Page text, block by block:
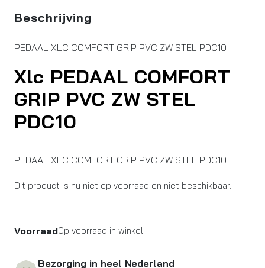
Beschrijving
PEDAAL XLC COMFORT GRIP PVC ZW STEL PDC10
Xlc PEDAAL COMFORT
GRIP PVC ZW STEL
PDC10
PEDAAL XLC COMFORT GRIP PVC ZW STEL PDC10
Dit product is nu niet op voorraad en niet beschikbaar.
VoorraadOp voorraad in winkel
Bezorging in heel Nederland